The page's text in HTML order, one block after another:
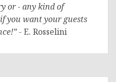
or - any kind of
you want your guests
- E. Rosselini